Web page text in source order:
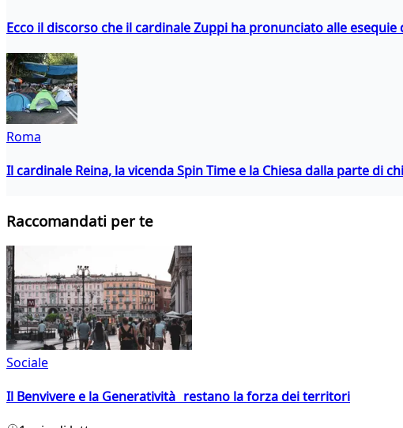
Ecco il discorso che il cardinale Zuppi ha pronunciato alle esequie
Roma
Il cardinale Reina, la vicenda Spin Time e la Chiesa dalla parte di
Raccomandati per te
Sociale
Il Benvivere e la Generatività restano la forza dei territori